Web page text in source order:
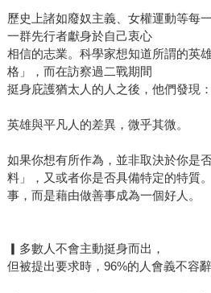
歷史上諸如廢奴主義、女權運動等每
一群先行者獻身於自己衷心
相信的志業。科學家想知道所謂的英
格」，而在訪察過二戰期間
挺身庇護猶太人的人之後，他們發現：
英雄與平凡人的差異，微乎其微。
如果你想有所作為，並非取決於你是
料」，又或者你是否具備特定的特質
事，而是藉由做善事成為一個好人。
▎多數人不會主動挺身而出，
但被提出要求時，96%的人會義不容辭